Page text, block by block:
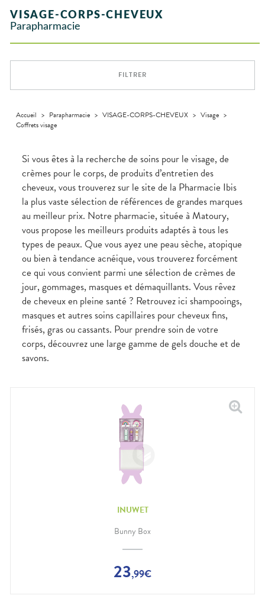
Orthopédie
Trousse à
pharmacie
Compléments
alimentaires
Dispositifs
Vétérinaire
VISAGE-
CORPS-
CHEVEUX
Etendre
Cheveux
Corps
Solaire
Piqûres
Premiers soins
Verrues
Spasmes
Vermifuges
Vitamines
- fatigue
Soins
dentaires
INTIMITÉ
Etendre
Sécheresses
MATÉRIEL ET
ACCESSOIRES
Etendre
articulaires
musculaires
vasculaire
Conjonctivites
Irritations
Sécheresses
des yeux
OREILLES
- NEZ -Etendre
de gorge
Rhumes
- état
grippaux
Toux
grasses
Toux
sèches
NUTRITION
Boissons et
Aliments
Compléments
alimentaires
SEVRAGE
TABAGIQUE
Etendre
Gommes
Pastilles
Patchs
SOINS
DENTAIRES
Etendre
Soins
dentaires
Bains de
bouche
Douleurs
dentaires
Gencives
Hygiène
bucco-
TROUBLES DE
LA
CIRCULATION
Etendre
Jambes
lourdes
NOTRE
ÉQUIPE
UTILES
PHARMACIES
VIDÉOS DE
DISPOSITIFS
APPLICATION
SCAN
D’ORDONNANCE
VISAGE-CORPS-CHEVEUX
Parapharmacie
FILTRER
Accueil > Parapharmacie > VISAGE-CORPS-CHEVEUX > Visage >
Coffrets visage
Si vous êtes à la recherche de soins pour le visage, de
crèmes pour le corps, de produits d’entretien des
cheveux, vous trouverez sur le site de la Pharmacie Ibis
la plus vaste sélection de références de grandes marques
au meilleur prix. Notre pharmacie, située à Matoury,
vous propose les meilleurs produits adaptés à tous les
types de peaux. Que vous ayez une peau sèche, atopique
ou bien à tendance acnéique, vous trouverez forcément
ce qui vous convient parmi une sélection de crèmes de
jour, gommages, masques et démaquillants. Vous rêvez
de cheveux en pleine santé ? Retrouvez ici shampooings,
masques et autres soins capillaires pour cheveux fins,
frisés, gras ou cassants. Pour prendre soin de votre
corps, découvrez une large gamme de gels douche et de
savons.
INUWET
Bunny Box
23,99€